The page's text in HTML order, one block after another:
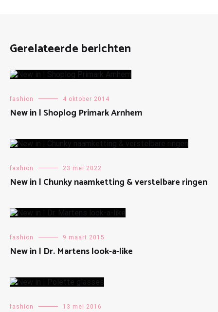
Gerelateerde berichten
fashion 4 oktober 2014
New in | Shoplog Primark Arnhem
fashion 23 mei 2022
New in | Chunky naamketting & verstelbare ringen
fashion 9 maart 2015
New in | Dr. Martens look-a-like
fashion 13 mei 2016